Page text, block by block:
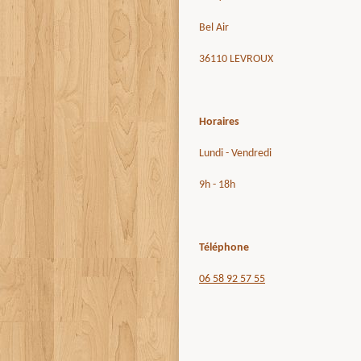
Bel Air
36110 LEVROUX
Horaires
Lundi - Vendredi
9h - 18h
Téléphone
06 58 92 57 55